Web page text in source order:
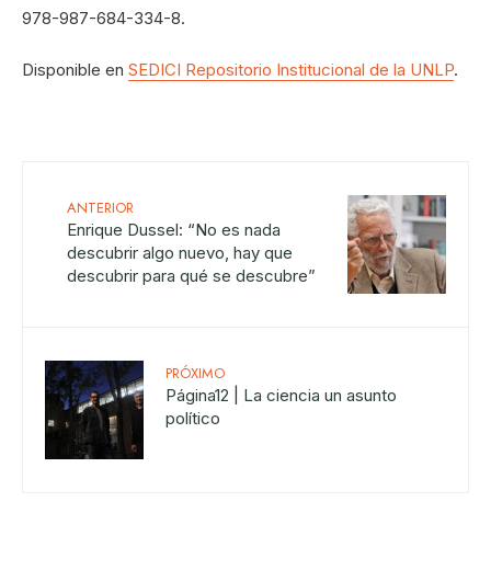
978-987-684-334-8.
Disponible en SEDICI Repositorio Institucional de la UNLP.
ANTERIOR
Enrique Dussel: “No es nada
descubrir algo nuevo, hay que
descubrir para qué se descubre”
PRÓXIMO
Página12 | La ciencia un asunto
político